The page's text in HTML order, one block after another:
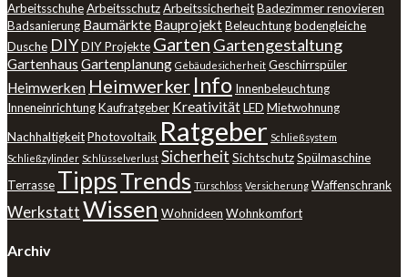
ArbeitsschuheArbeitsschutzArbeitssicherheitBadezimmer renovieren
Badsanierung Baumärkte BauprojektBeleuchtungbodengleiche
Dusche DIYDIY Projekte Garten Gartengestaltung
Gartenhaus Gartenplanung Gebäudesicherheit Geschirrspüler
Heimwerken Heimwerker Info Innenbeleuchtung
InneneinrichtungKaufratgeber KreativitätLED Mietwohnung
NachhaltigkeitPhotovoltaik Ratgeber Schließsystem
Schließzylinder Schlüsselverlust Sicherheit SichtschutzSpülmaschine
Terrasse TippsTrends Türschloss Versicherung Waffenschrank
WerkstattWissen Wohnideen Wohnkomfort
Archiv